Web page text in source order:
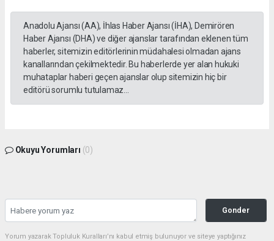
Anadolu Ajansı (AA), İhlas Haber Ajansı (İHA), Demirören
Haber Ajansı (DHA) ve diğer ajanslar tarafından eklenen tüm
haberler, sitemizin editörlerinin müdahalesi olmadan ajans
kanallarından çekilmektedir. Bu haberlerde yer alan hukuki
muhataplar haberi geçen ajanslar olup sitemizin hiç bir
editörü sorumlu tutulamaz...
Okuyu Yorumları (0)
Gonder
Yorum yazarak Topluluk Kuralları’nı kabul etmiş bulunuyor ve siteye yaptığınız